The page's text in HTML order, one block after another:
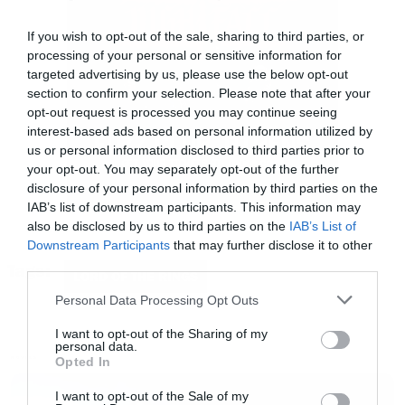
If you wish to opt-out of the sale, sharing to third parties, or
processing of your personal or sensitive information for
targeted advertising by us, please use the below opt-out
section to confirm your selection. Please note that after your
opt-out request is processed you may continue seeing
interest-based ads based on personal information utilized by
us or personal information disclosed to third parties prior to
your opt-out. You may separately opt-out of the further
disclosure of your personal information by third parties on the
IAB’s list of downstream participants. This information may
also be disclosed by us to third parties on the IAB’s List of
Downstream Participants that may further disclose it to other
Please note that this website/app uses one or more Google
not limited to your visit or usage behaviour. You may click to
grant or deny consent to Google and its third-party tags to
use your data for below specified purposes in below Google
consent section.
Personal Data Processing Opt Outs
I want to opt-out of the Sharing of my
personal data.
Opted In
I want to opt-out of the Sale of my
απάντηση είναι όχι», λέει στο Empire.
Υπάρχουν μικρά κομμάτια εδώ κι εκεί, ναι.
Αλλά αν έκανες ένα extended-extended cut,
όπως κι αν το έλεγες, θα ήταν απογοητευτικό.
Θα ήταν ουσιαστικά το extended cut με λίγα
δευτερόλεπτα παραπάνω από κάτι. Δεν θα άξιζε
τον κόπο».
Η φημολογία, όπως εξηγεί, ξεκίνησε από
αναφορές σε σκηνές που όντως γυρίστηκαν
ξυρισμένος Aragorn στο φλερτ του με την
Arwen. «Υπήρχε αυτό, ναι, στη Lothlórien»,
Tags: LORD OF THE RINGS